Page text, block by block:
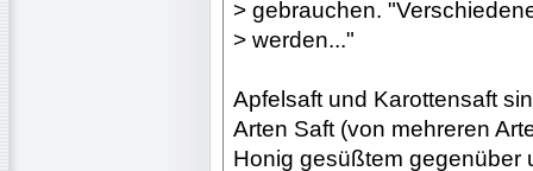
> gebrauchen.
> werden..."
Apfelsaft und Karottensaft
Arten Saft (von mehreren
Honig gesüßtem gegenüber